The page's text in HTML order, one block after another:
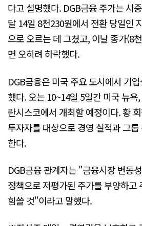
다고 설명했다. DGB금융 주가는 시
달 14일 8천230원에서 전환 당일인
으로 오르는 데 그쳤고, 이날 종가(8
면 오히려 하락했다.
DGB금융은 미국 주요 도시에서 기
했다. 오는 10~14일 5일간 미국 뉴
란시스코에서 개최할 예정이다. 황
투자자를 대상으로 경영 실적과 그
한다.
DGB금융 관계자는 "금융시장 변동
정책으로 저평가된 주가를 부양하고
힘쓸 것"이라고 말했다.